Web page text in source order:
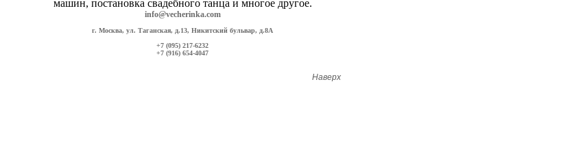
info@vecherinka.com
г. Москва, ул. Таганская, д.13, Никитский бульвар, д.8А
+7 (095) 217-6232
+7 (916) 654-4047
Наверх